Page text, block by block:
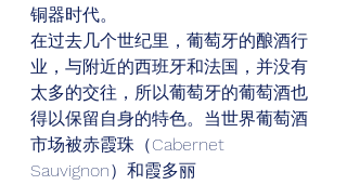
铜器时代。
在过去几个世纪里，葡萄牙的酿酒行
业，与附近的西班牙和法国，并没有
太多的交往，所以葡萄牙的葡萄酒也
得以保留自身的特色。当世界葡萄酒
市场被赤霞珠（Cabernet
Sauvignon）和霞多丽